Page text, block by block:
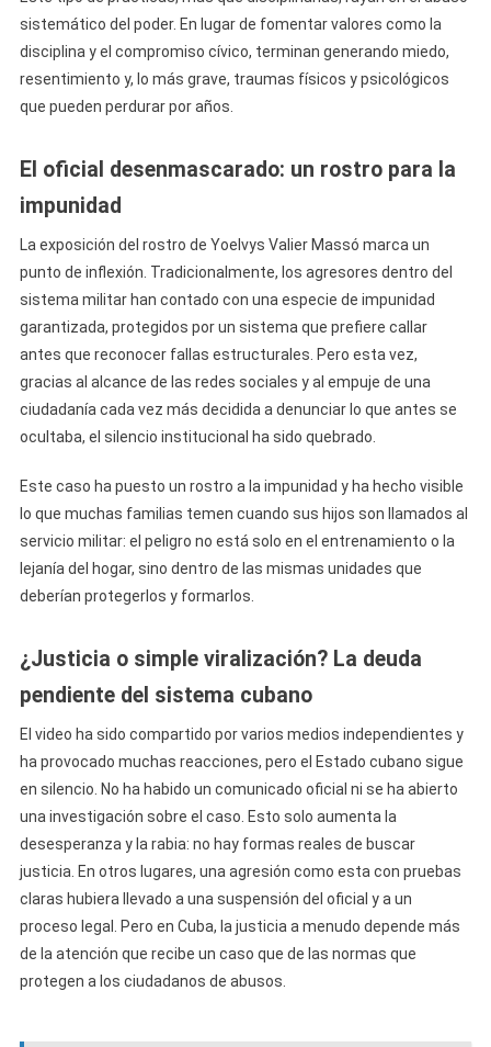
sistemático del poder. En lugar de fomentar valores como la
disciplina y el compromiso cívico, terminan generando miedo,
resentimiento y, lo más grave, traumas físicos y psicológicos
que pueden perdurar por años.
El oficial desenmascarado: un rostro para la
impunidad
La exposición del rostro de Yoelvys Valier Massó marca un
punto de inflexión. Tradicionalmente, los agresores dentro del
sistema militar han contado con una especie de impunidad
garantizada, protegidos por un sistema que prefiere callar
antes que reconocer fallas estructurales. Pero esta vez,
gracias al alcance de las redes sociales y al empuje de una
ciudadanía cada vez más decidida a denunciar lo que antes se
ocultaba, el silencio institucional ha sido quebrado.
Este caso ha puesto un rostro a la impunidad y ha hecho visible
lo que muchas familias temen cuando sus hijos son llamados al
servicio militar: el peligro no está solo en el entrenamiento o la
lejanía del hogar, sino dentro de las mismas unidades que
deberían protegerlos y formarlos.
¿Justicia o simple viralización? La deuda
pendiente del sistema cubano
El video ha sido compartido por varios medios independientes y
ha provocado muchas reacciones, pero el Estado cubano sigue
en silencio. No ha habido un comunicado oficial ni se ha abierto
una investigación sobre el caso. Esto solo aumenta la
desesperanza y la rabia: no hay formas reales de buscar
justicia. En otros lugares, una agresión como esta con pruebas
claras hubiera llevado a una suspensión del oficial y a un
proceso legal. Pero en Cuba, la justicia a menudo depende más
de la atención que recibe un caso que de las normas que
protegen a los ciudadanos de abusos.